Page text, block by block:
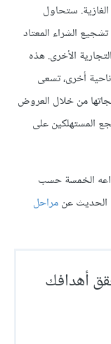
ستحاول
الشراء المعتاد
الأخرى. هذه
أخرى، تسعى
من خلال العروض
المستهلكين على
الخمسة حسب
الحديث عنمراحل
أهدافك